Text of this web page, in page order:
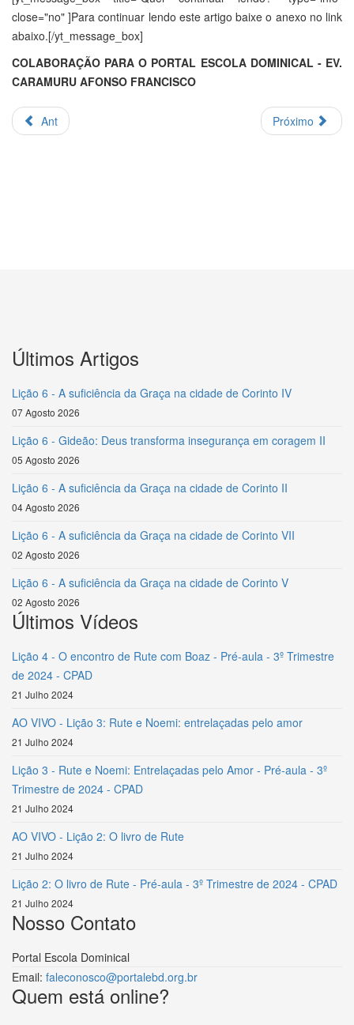
close="no" ]Para continuar lendo este artigo baixe o anexo no link
abaixo.[/yt_message_box]
COLABORAÇÃO PARA O PORTAL ESCOLA DOMINICAL - EV.
CARAMURU AFONSO FRANCISCO
Ant Próximo
Últimos Artigos
Lição 6 - A suficiência da Graça na cidade de Corinto IV
07 Agosto 2026
Lição 6 - Gideão: Deus transforma insegurança em coragem II
05 Agosto 2026
Lição 6 - A suficiência da Graça na cidade de Corinto II
04 Agosto 2026
Lição 6 - A suficiência da Graça na cidade de Corinto VII
02 Agosto 2026
Lição 6 - A suficiência da Graça na cidade de Corinto V
02 Agosto 2026
Últimos Vídeos
Lição 4 - O encontro de Rute com Boaz - Pré-aula - 3º Trimestre
de 2024 - CPAD
21 Julho 2024
AO VIVO - Lição 3: Rute e Noemi: entrelaçadas pelo amor
21 Julho 2024
Lição 3 - Rute e Noemi: Entrelaçadas pelo Amor - Pré-aula - 3º
Trimestre de 2024 - CPAD
21 Julho 2024
AO VIVO - Lição 2: O livro de Rute
21 Julho 2024
Lição 2: O livro de Rute - Pré-aula - 3º Trimestre de 2024 - CPAD
21 Julho 2024
Nosso Contato
Portal Escola Dominical
Email: faleconosco@portalebd.org.br
Quem está online?